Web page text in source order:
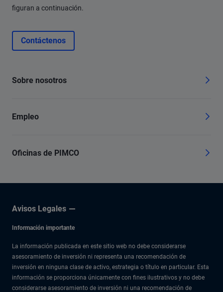
figuran a continuación.
Contáctenos
Sobre nosotros
Empleo
Oficinas de PIMCO
Avisos Legales
Información importante
La información publicada en este sitio web no debe considerarse
asesoramiento de inversión ni representa una recomendación de
inversión en ninguna clase de activo, estrategia o título en particular. Esta
información se proporciona únicamente con fines ilustrativos y no debe
considerarse asesoramiento de inversión ni una recomendación de